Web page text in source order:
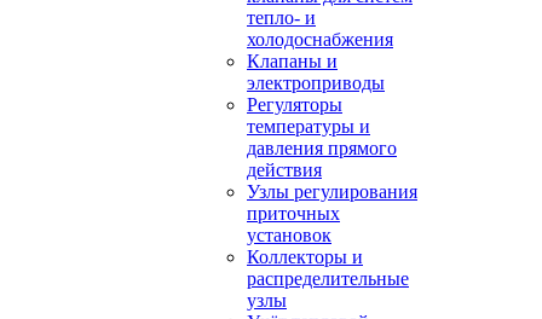
тепло- и
холодоснабжения
Клапаны и
электроприводы
Регуляторы
температуры и
давления прямого
действия
Узлы регулирования
приточных
установок
Коллекторы и
распределительные
узлы